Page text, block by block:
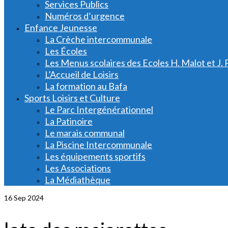
Services Publics
Numéros d’urgence
Enfance Jeunesse
La Crèche intercommunale
Les Écoles
Les Menus scolaires des Ecoles H. Malot et J.
L’Accueil de Loisirs
La formation au Bafa
Sports Loisirs et Culture
Le Parc Intergénérationnel
La Patinoire
Le marais communal
La Piscine Intercommunale
Les équipements sportifs
Les Associations
La Médiathèque
16Sep 2024